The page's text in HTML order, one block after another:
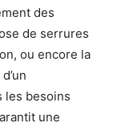
des
de serrures
ou encore la
les besoins
une